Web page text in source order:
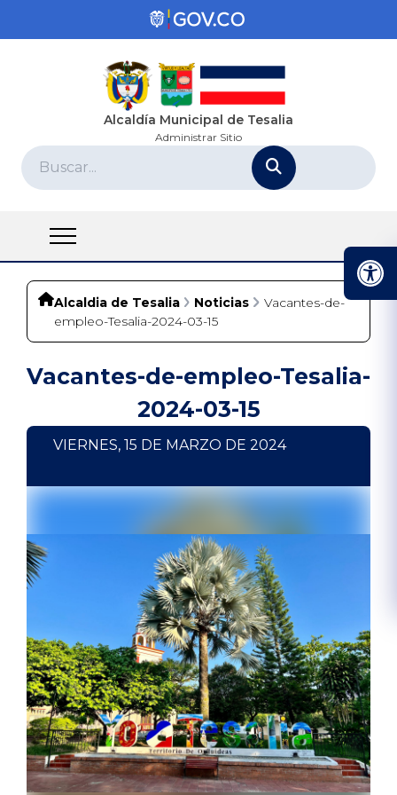
Alcaldía Municipal de Tesalia
Administrar Sitio
Alcaldia de Tesalia Noticias
Vacantes-de-
empleo-Tesalia-2024-03-15
Vacantes-de-empleo-Tesalia-
2024-03-15
VIERNES, 15 DE MARZO DE 2024